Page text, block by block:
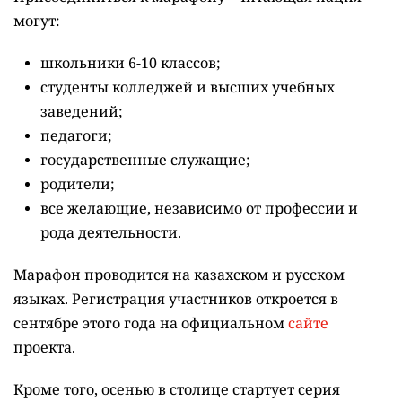
могут:
школьники 6-10 классов;
студенты колледжей и высших учебных
заведений;
педагоги;
государственные служащие;
родители;
все желающие, независимо от профессии и
рода деятельности.
Марафон проводится на казахском и русском
языках. Регистрация участников откроется в
сентябре этого года на официальномсайте
проекта.
Кроме того, осенью в столице стартует серия